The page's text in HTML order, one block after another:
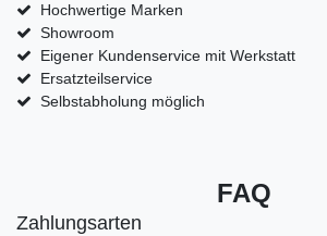
Hochwertige Marken
Showroom
Eigener Kundenservice mit Werkstatt
Ersatzteilservice
Selbstabholung möglich
FAQ
Zahlungsarten